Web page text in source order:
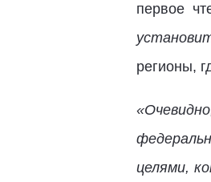
первое
регионы,
целями,